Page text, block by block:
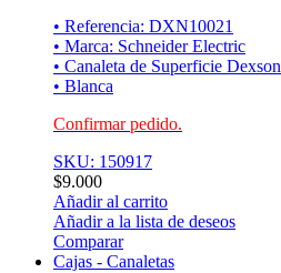
• Referencia: DXN10021
• Marca: Schneider Electric
• Canaleta de Superficie Dexson
• Blanca
Confirmar pedido.
SKU: 150917
$9.000
Añadir al carrito
Añadir a la lista de deseos
Comparar
Cajas - Canaletas